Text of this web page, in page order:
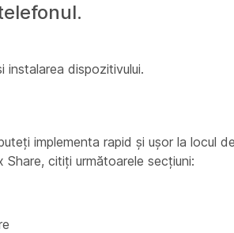
instalarea dispozitivului.
implementa rapid și ușor la locul
citiți următoarele secțiuni: